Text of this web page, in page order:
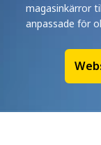
magasinkärror
anpassade för